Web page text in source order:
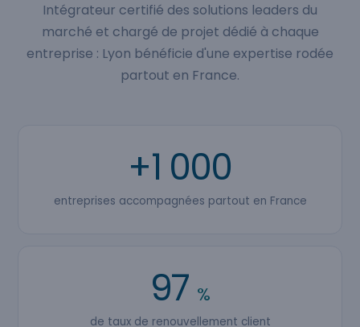
Intégrateur certifié des solutions leaders du
marché et chargé de projet dédié à chaque
entreprise : Lyon bénéficie d'une expertise rodée
partout en France.
+1 000
entreprises accompagnées partout en France
97 %
de taux de renouvellement client